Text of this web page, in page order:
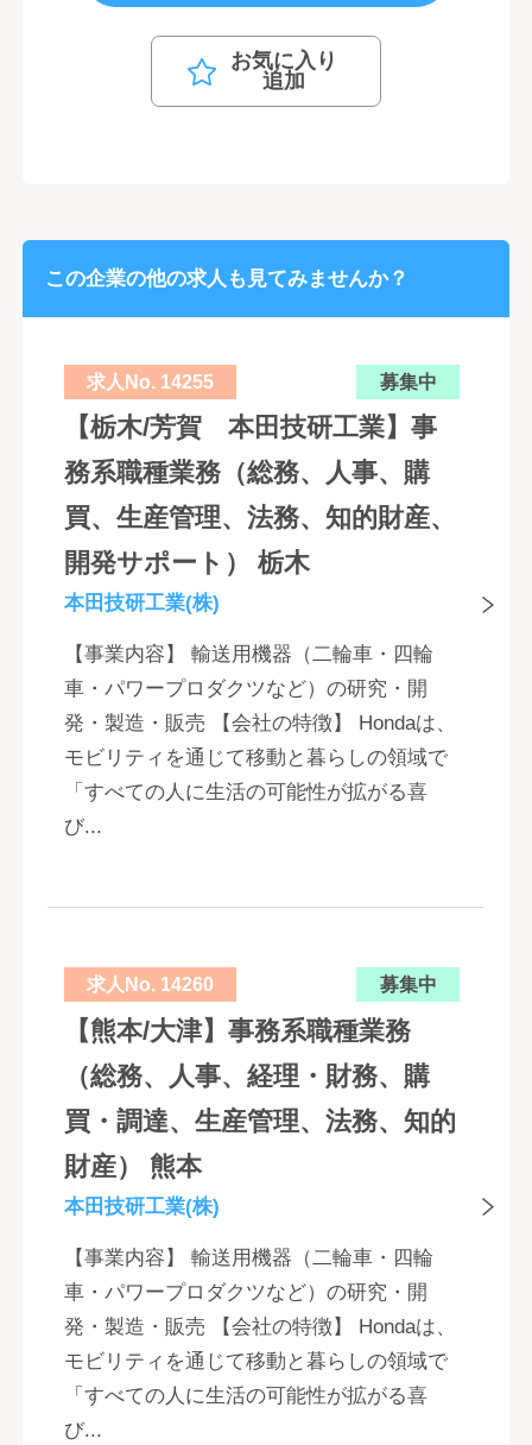
お気に入り
追加
この企業の他の求人も見てみませんか？
求人No. 14255 募集中
【栃木/芳賀 本田技研工業】事
務系職種業務（総務、人事、購
買、生産管理、法務、知的財産、
開発サポート） 栃木
本田技研工業(株)
【事業内容】 輸送用機器（二輪車・四輪
車・パワープロダクツなど）の研究・開
発・製造・販売 【会社の特徴】 Hondaは、
モビリティを通じて移動と暮らしの領域で
「すべての人に生活の可能性が拡がる喜
び...
求人No. 14260 募集中
【熊本/大津】事務系職種業務
（総務、人事、経理・財務、購
買・調達、生産管理、法務、知的
財産） 熊本
本田技研工業(株)
【事業内容】 輸送用機器（二輪車・四輪
車・パワープロダクツなど）の研究・開
発・製造・販売 【会社の特徴】 Hondaは、
モビリティを通じて移動と暮らしの領域で
「すべての人に生活の可能性が拡がる喜
び...